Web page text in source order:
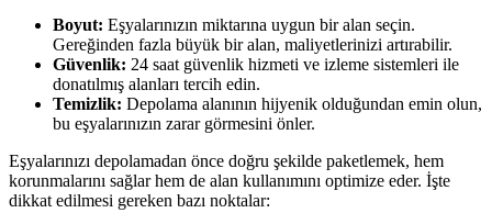
Boyut: Eşyalarınızın miktarına uygun bir alan seçin.
Gereğinden fazla büyük bir alan, maliyetlerinizi artırabilir.
Güvenlik: 24 saat güvenlik hizmeti ve izleme sistemleri ile
donatılmış alanları tercih edin.
Temizlik: Depolama alanının hijyenik olduğundan emin olun,
bu eşyalarınızın zarar görmesini önler.
Eşyalarınızı depolamadan önce doğru şekilde paketlemek, hem
korunmalarını sağlar hem de alan kullanımını optimize eder. İşte
dikkat edilmesi gereken bazı noktalar: